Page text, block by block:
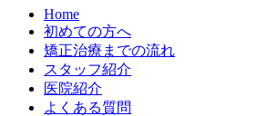
Home
初めての方へ
矯正治療までの流れ
スタッフ紹介
医院紹介
よくある質問